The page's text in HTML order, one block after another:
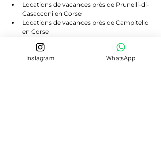
Locations de vacances près de Prunelli-di-
Casacconi en Corse
Locations de vacances près de Campitello
en Corse
Corse
Locations de vacances près de Volpajola
Instagram WhatsApp